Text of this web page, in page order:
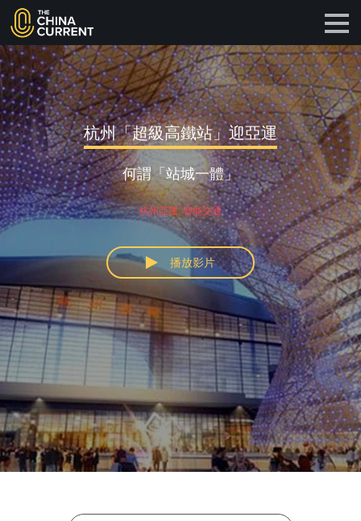
杭州「超級高鐵站」迎亞運
何謂「站城一體」
杭州亞運, 智能交通
播放影片